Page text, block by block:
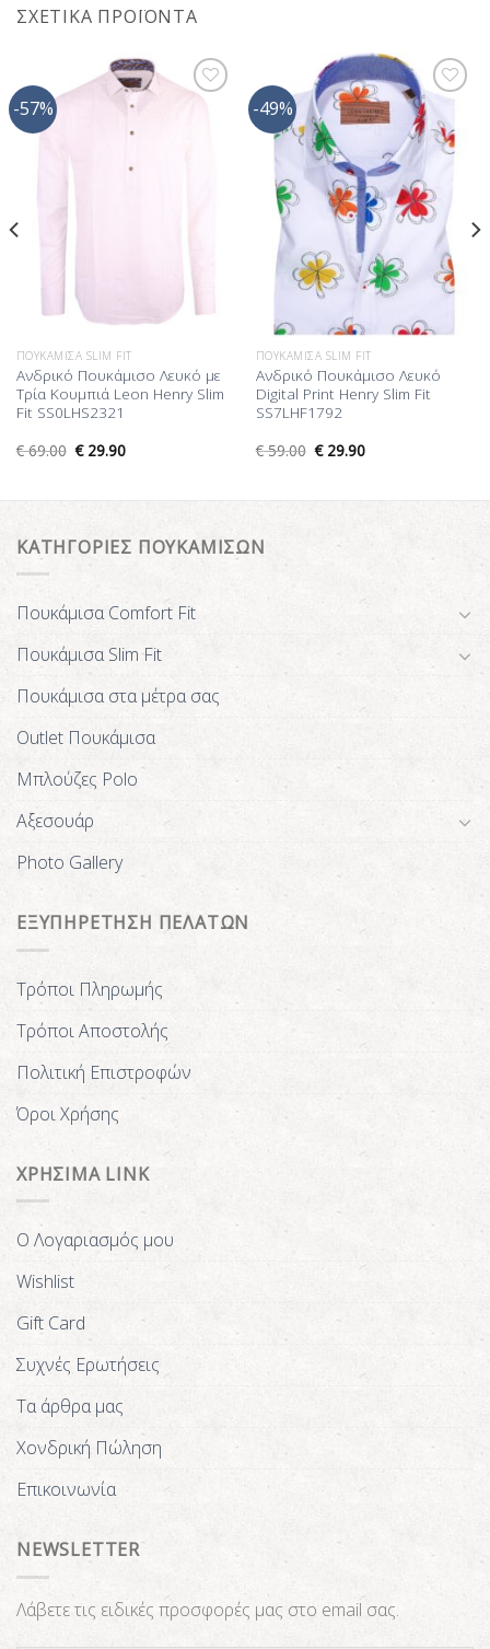
ΣΧΕΤΙΚΆ ΠΡΟΪΌΝΤΑ
-57%
ΠΟΥΚΆΜΙΣΑ SLIM FIT
Ανδρικό Πουκάμισο Λευκό με
Τρία Κουμπιά Leon Henry Slim
Fit SS0LHS2321
€69.00 €29.90
-49%
Προσθήκη
στη Λίστα
Επιθυμίας
ΠΟΥΚΆΜΙΣΑ SLIM FIT
Ανδρικό Πουκάμισο Λευκό
Digital Print Henry Slim Fit
SS7LHF1792
€59.00 €29.90
ΚΑΤΗΓΟΡΙΕΣ ΠΟΥΚΑΜΙΣΩΝ
Πουκάμισα Comfort Fit
Πουκάμισα Slim Fit
Πουκάμισα στα μέτρα σας
Outlet Πουκάμισα
Μπλούζες Polo
Αξεσουάρ
Photo Gallery
ΕΞΥΠΗΡΕΤΗΣΗ ΠΕΛΑΤΩΝ
Τρόποι Πληρωμής
Τρόποι Αποστολής
Πολιτική Επιστροφών
Όροι Χρήσης
ΧΡΗΣΙΜΑ LINK
Ο Λογαριασμός μου
Wishlist
Gift Card
Συχνές Ερωτήσεις
Τα άρθρα μας
Χονδρική Πώληση
Επικοινωνία
NEWSLETTER
Λάβετε τις ειδικές προσφορές μας στο email σας.